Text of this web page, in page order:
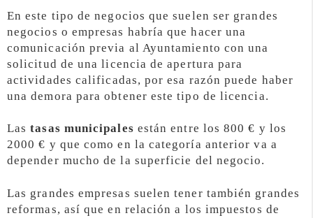
En este tipo de negocios que suelen ser grandes
negocios o empresas habría que hacer una
comunicación previa al Ayuntamiento con una
solicitud de una licencia de apertura para
actividades calificadas, por esa razón puede haber
una demora para obtener este tipo de licencia.
Lastasas municipales están entre los 800 € y los
2000 € y que como en la categoría anterior va a
depender mucho de la superficie del negocio.
Las grandes empresas suelen tener también grandes
reformas, así que en relación a los impuestos de